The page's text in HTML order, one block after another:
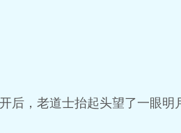
后，老道士抬起头望了一眼明